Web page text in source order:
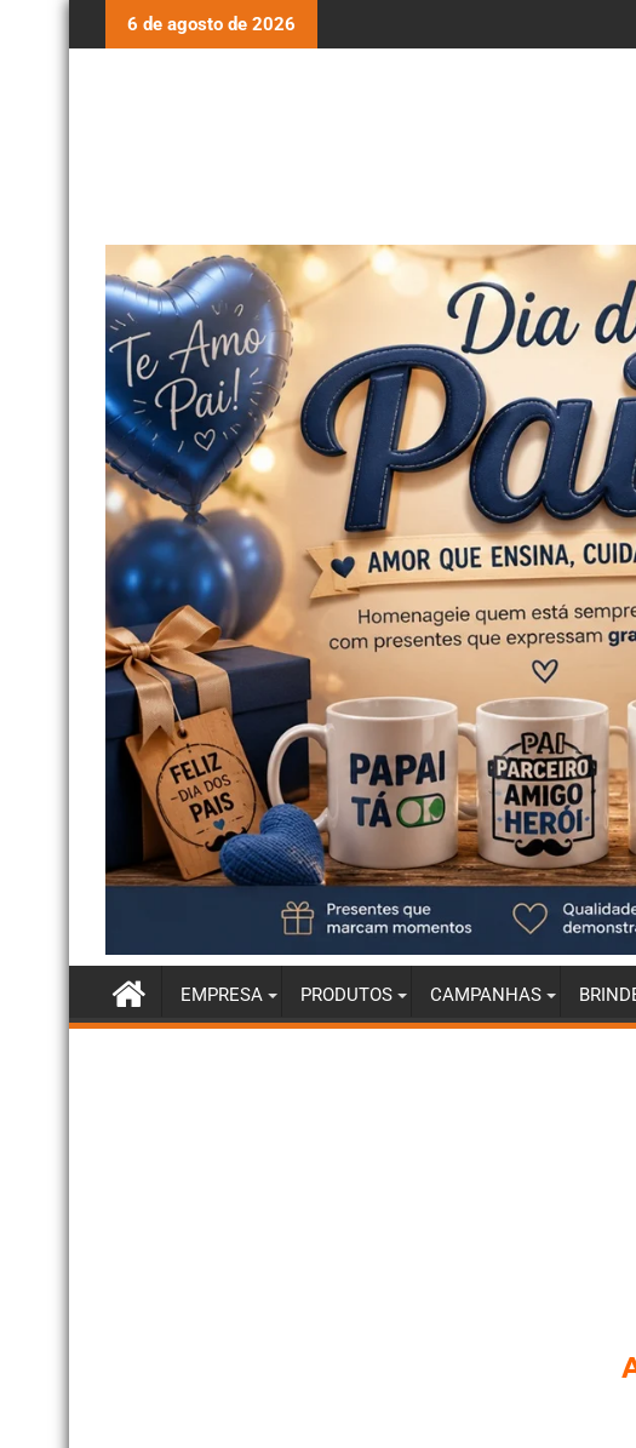
6 de agosto de 2026
EMPRESA PRODUTOS CAMPANHAS